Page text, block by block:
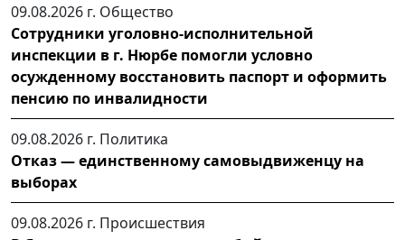
09.08.2026 г. Общество
Сотрудники уголовно-исполнительной
инспекции в г. Нюрбе помогли условно
осужденному восстановить паспорт и оформить
пенсию по инвалидности
09.08.2026 г. Политика
Отказ — единственному самовыдвиженцу на
выборах
09.08.2026 г. Происшествия